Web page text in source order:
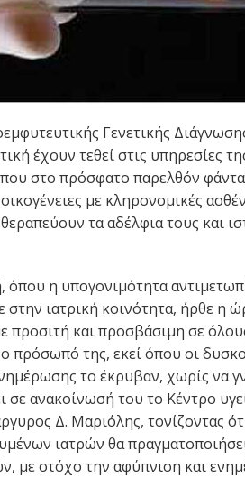
Γενετικής
έχουν τεθεί στις υπηρεσίες
που στο πρόσφατο παρελθόν
με κληρονομικές
τα αδέλφια τους και
η υπογονιμότητα
ιατρική κοινότητα, ήρθε η
προσιτή και προσβάσιμη σε
της, εκεί όπου οι
το έκρυβαν, χωρίς να
σε ανακοίνωσή του το Κέντρο
Δ. Μαριόλης, τονίζοντας
ιατρών θα
με στόχο την αφύπνιση και